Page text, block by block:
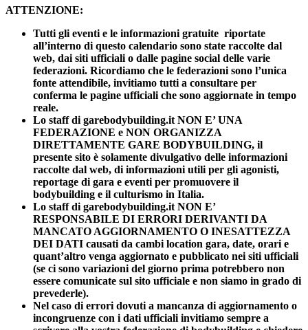
ATTENZIONE:
Tutti gli eventi e le informazioni gratuite riportate
all’interno di questo calendario sono state raccolte dal
web, dai siti ufficiali o dalle pagine social delle varie
federazioni. Ricordiamo che le federazioni sono l’unica
fonte attendibile, invitiamo tutti a consultare per
conferma le pagine ufficiali che sono aggiornate in tempo
reale.
Lo staff di garebodybuilding.it NON E’ UNA
FEDERAZIONE e NON ORGANIZZA
DIRETTAMENTE GARE BODYBUILDING, il
presente sito è solamente divulgativo delle informazioni
raccolte dal web, di informazioni utili per gli agonisti,
reportage di gara e eventi per promuovere il
bodybuilding e il culturismo in Italia.
Lo staff di garebodybuilding.it NON E’
RESPONSABILE DI ERRORI DERIVANTI DA
MANCATO AGGIORNAMENTO O INESATTEZZA
DEI DATI causati da cambi location gara, date, orari e
quant’altro venga aggiornato e pubblicato nei siti ufficiali
(se ci sono variazioni del giorno prima potrebbero non
essere comunicate sul sito ufficiale e non siamo in grado di
prevederle).
Nel caso di errori dovuti a mancanza di aggiornamento o
incongruenze con i dati ufficiali invitiamo sempre a